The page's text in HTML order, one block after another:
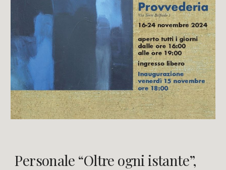
Personale “Oltre ogni istante”,